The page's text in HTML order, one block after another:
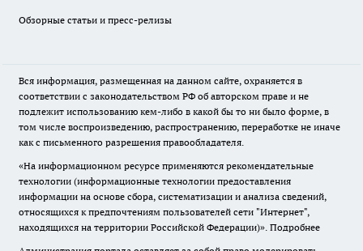
Обзорные статьи и пресс-релизы
Вся информация, размещенная на данном сайте, охраняется в
соответствии с законодательством РФ об авторском праве и не
подлежит использованию кем-либо в какой бы то ни было форме, в
том числе воспроизведению, распространению, переработке не иначе
как с письменного разрешения правообладателя.
«На информационном ресурсе применяются рекомендательные
технологии (информационные технологии предоставления
информации на основе сбора, систематизации и анализа сведений,
относящихся к предпочтениям пользователей сети "Интернет",
находящихся на территории Российской Федерации)». Подробнее